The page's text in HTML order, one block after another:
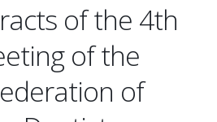
of the 4th
of the
of